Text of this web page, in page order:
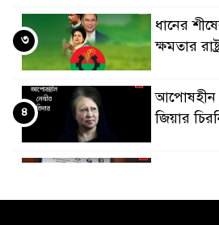
ধানের
ক্ষমতার
৩
আপোষহীন
জিয়ার
৪